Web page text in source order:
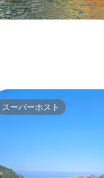
スーパーホスト
スーパーホスト